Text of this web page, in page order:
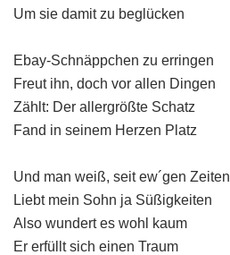
Um sie damit zu beglücken
Ebay-Schnäppchen zu erringen
Freut ihn, doch vor allen Dingen
Zählt: Der allergrößte Schatz
Fand in seinem Herzen Platz
Und man weiß, seit ew´gen Zeiten
Liebt mein Sohn ja Süßigkeiten
Also wundert es wohl kaum
Er erfüllt sich einen Traum